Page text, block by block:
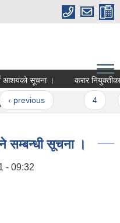
सूचना । करार नियुक्तीका
previous
सूचना ।
सम्बन्धी सूचना ।
- 09:32